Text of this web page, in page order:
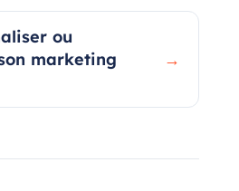
ou
marketing
→